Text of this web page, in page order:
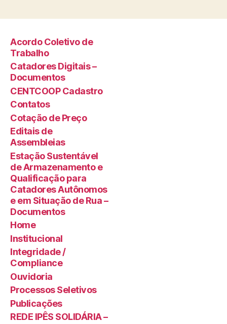
Acordo Coletivo de
Trabalho
Catadores Digitais –
Documentos
CENTCOOP Cadastro
Contatos
Cotação de Preço
Editais de
Assembleias
Estação Sustentável
de Armazenamento e
Qualificação para
Catadores Autônomos
e em Situação de Rua –
Documentos
Home
Institucional
Integridade /
Compliance
Ouvidoria
Processos Seletivos
Publicações
REDE IPÊS SOLIDÁRIA –